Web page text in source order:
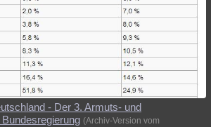
- Der 3. Armuts- und
(Archiv-Version vom